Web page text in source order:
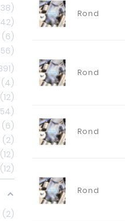
42
6
4
12
6
2
12
12
2
Rond
Rond
Rond
Rond